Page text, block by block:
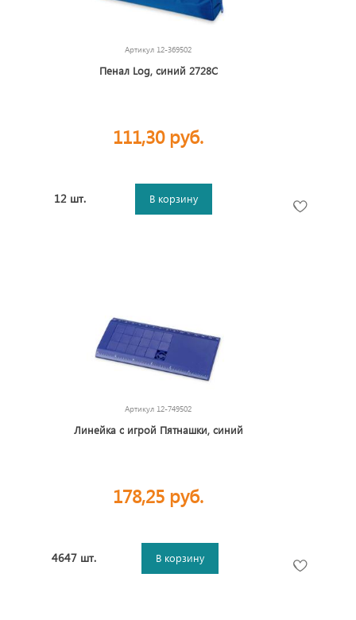
Артикул 12-369502
Пенал Log, синий 2728C
111,30 руб.
12 шт. В корзину
Артикул 12-749502
Линейка с игрой Пятнашки, синий
178,25 руб.
4647 шт. В корзину